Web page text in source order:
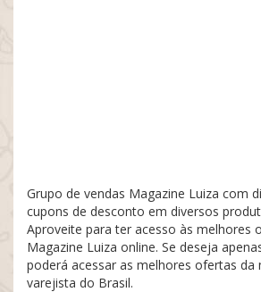
Grupo de vendas Magazine Luiza com
cupons de desconto em diversos
Aproveite para ter acesso às melhores
Magazine Luiza online. Se deseja
poderá acessar as melhores ofertas da
varejista do Brasil.